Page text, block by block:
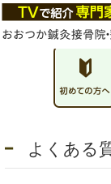
よくある